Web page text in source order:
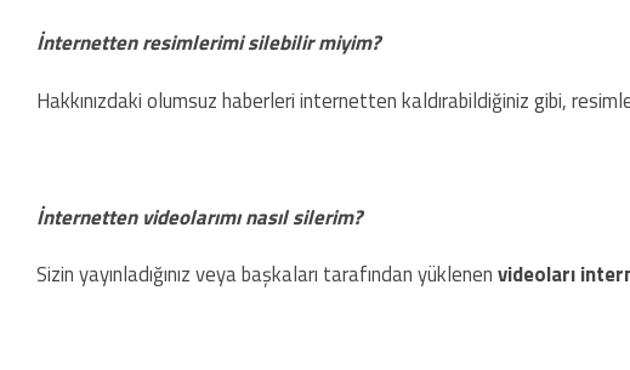
İnternetten resimlerimi silebilir miyim?
Hakkınızdaki olumsuz haberleri internetten kaldırabildiğiniz gibi,
İnternetten videolarımı nasıl silerim?
Sizin yayınladığınız veya başkaları tarafından yüklenenvideoları